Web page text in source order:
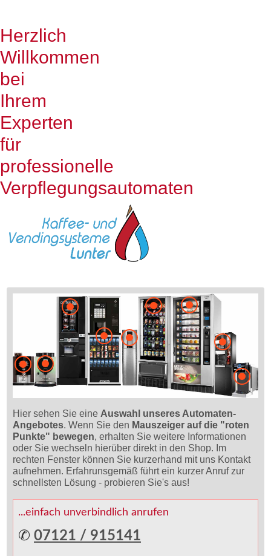
Herzlich
Willkommen
bei
Ihrem
Experten
für
professionelle
Verpflegungsautomaten
Hier sehen Sie eine Auswahl unseres Automaten-
Angebotes. Wenn Sie den Mauszeiger auf die "roten
Punkte" bewegen, erhalten Sie weitere Informationen
oder Sie wechseln hierüber direkt in den Shop. Im
rechten Fenster können Sie kurzerhand mit uns Kontakt
aufnehmen. Erfahrunsgemäß führt ein kurzer Anruf zur
schnellsten Lösung - probieren Sie's aus!
...einfach unverbindlich anrufen
✆ 07121 / 915141